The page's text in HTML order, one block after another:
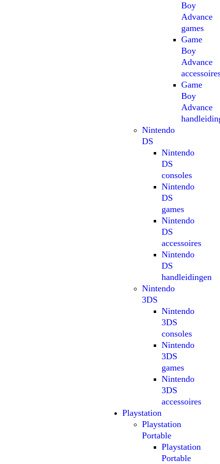
Boy
Advance
games
Game
Boy
Advance
Game
Boy
Advance
Nintendo
DS
Nintendo
DS
consoles
Nintendo
DS
games
Nintendo
DS
accessoires
Nintendo
DS
handleidingen
Nintendo
3DS
Nintendo
3DS
consoles
Nintendo
3DS
games
Nintendo
3DS
accessoires
Playstation
Playstation
Portable
Playstation
Portable